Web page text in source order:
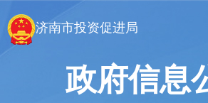
济南市投资促进局
政府信息